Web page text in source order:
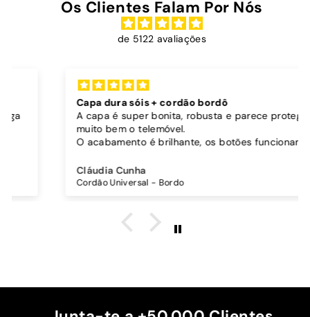
Os Clientes Falam Por Nós
de 5122 avaliações
Capa dura sóis + cordão bordô
A capa é super bonita, robusta e parece proteger
muito bem o telemóvel.
O acabamento é brilhante, os botões funcionam
Comprei também um cordão à parte para
pendurar o telemóvel e como a capa é dura o
é top, eu não uso no máximo e ele passa me a
Cláudia Cunha
Cordão Universal - Bordo